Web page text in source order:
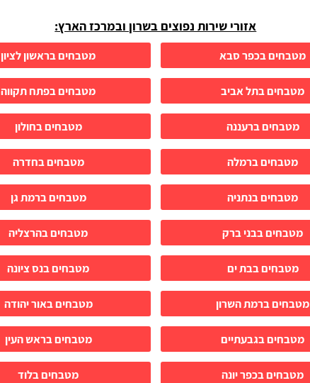
אזורי שירות נפוצים בשרון ובמרכז הארץ:
מטבחים בכפר סבא מטבחים בראשון לציון
מטבחים בתל אביב מטבחים בפתח תקווה
מטבחים ברעננה מטבחים בחולון
מטבחים ברמלה מטבחים בחדרה
מטבחים בנתניה מטבחים ברמת גן
מטבחים בבני ברק מטבחים בהרצליה
מטבחים בבת ים מטבחים בנס ציונה
מטבחים ברמת השרון מטבחים באור יהודה
מטבחים בגבעתיים מטבחים בראש העין
מטבחים בכפר יונה מטבחים בלוד